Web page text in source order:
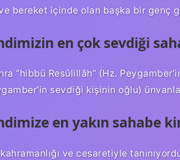
ve bereket içinde olan başka bir genç
en çok sevdiği
“hibbü Resûlillâh” (Hz.
sevdiği kişinin oğlu)
en yakın sahabe
ve cesaretiyle